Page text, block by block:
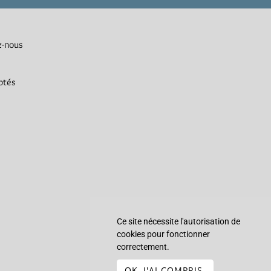
nous
Ce site nécessite l'autorisation de
cookies pour fonctionner
correctement.